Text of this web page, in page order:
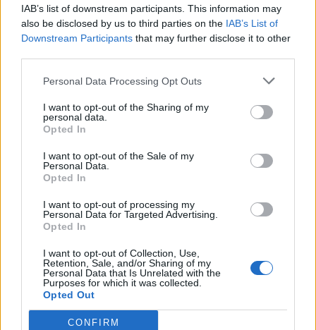
IAB’s list of downstream participants. This information may
also be disclosed by us to third parties on the IAB’s List of
Downstream Participants that may further disclose it to other
Personal Data Processing Opt Outs
I want to opt-out of the Sharing of my
personal data.
Opted In
I want to opt-out of the Sale of my
Personal Data.
Opted In
I want to opt-out of processing my
Personal Data for Targeted Advertising.
Opted In
I want to opt-out of Collection, Use,
Retention, Sale, and/or Sharing of my
Personal Data that Is Unrelated with the
Purposes for which it was collected.
Opted Out
CONFIRM
САМЫЕ ЧИТАЕМЫЕ
С представителями этих знаков зодиака
способ жестоко отомстить
«А так можно было? Я аж растерялась».
Необычный счёт в ресторане Akropole
Rīga вызвал бурное обсуждение